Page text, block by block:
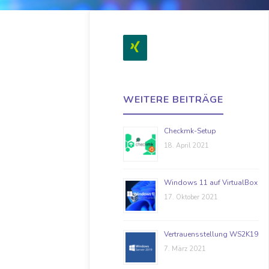
WEITERE BEITRÄGE
Checkmk-Setup
18. April 2021
Windows 11 auf VirtualBox
17. Oktober 2021
Vertrauensstellung WS2K19
7. März 2021